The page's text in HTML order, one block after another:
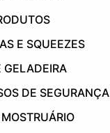
E SQUEEZES
GELADEIRA
DE SEGURANÇA